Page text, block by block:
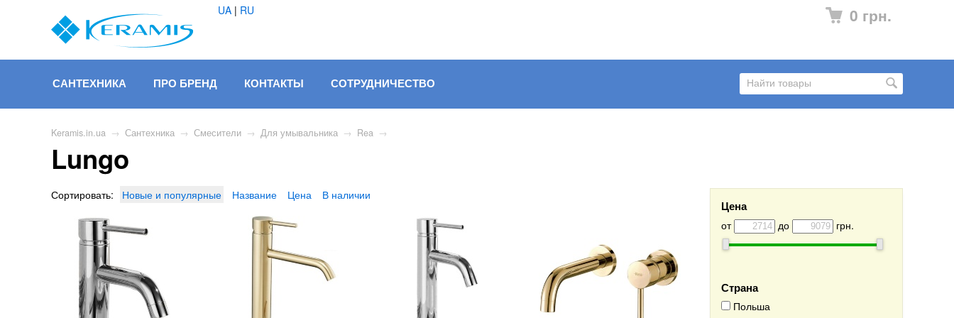
0 грн.
UA | RU
САНТЕХНИКА ПРО БРЕНД КОНТАКТЫ СОТРУДНИЧЕСТВО
Keramis.in.ua → Сантехника → Смесители → Для умывальника → Rea →
Lungo
Цена
от до грн.
Страна
Польша
Сортировать: Новые и популярные Название Цена В наличии